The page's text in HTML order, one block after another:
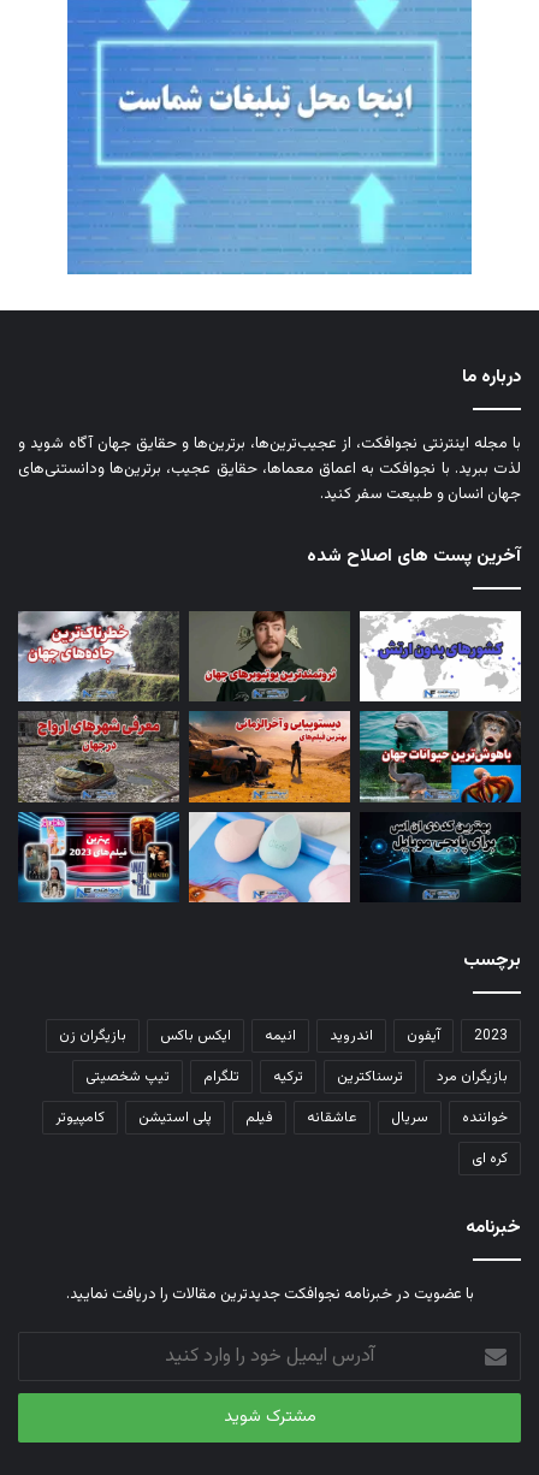
درباره ما
با مجله اینترنتی نجوافکت، از عجیب‌ترین‌ها، برترین‌ها و حقایق جهان آگاه شوید و
لذت ببرید. با نجوافکت به اعماق معماها، حقایق عجیب، برترین‌ها ودانستنی‌های
جهان انسان و طبیعت سفر کنید.
آخرین پست های اصلاح شده
برچسب
2023 آیفون اندروید انیمه ایکس باکس
بازیگران زن
بازیگران مرد
ترسناکترین ترکیه تلگرام
تیپ شخصیتی
خواننده
سریال عاشقانه فیلم پلی استیشن
کامپیوتر
کره ای
خبرنامه
با عضویت در خبرنامه نجوافکت جدیدترین مقالات را دریافت نمایید.
آدرس
ایمیل
خود
وارد